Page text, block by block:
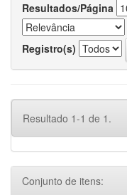
Resultados/Página
Registro(s)
Resultado 1-1 de 1.
Conjunto de itens: